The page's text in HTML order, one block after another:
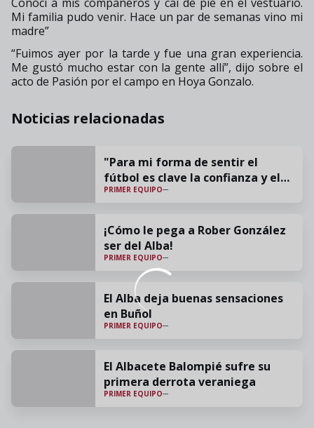
Mi familia pudo venir. Hace un par de semanas vino mi
madre”
“Fuimos ayer por la tarde y fue una gran experiencia.
Me gustó mucho estar con la gente allí”, dijo sobre el
acto de Pasión por el campo en Hoya Gonzalo.
Noticias relacionadas
"Para mi forma de sentir el
fútbol es clave la confianza y el
cariño"
PRIMER EQUIPO
¡Cómo le pega a Rober González
ser del Alba!
PRIMER EQUIPO
El Alba deja buenas sensaciones
en Buñol
PRIMER EQUIPO
El Albacete Balompié sufre su
primera derrota veraniega
PRIMER EQUIPO